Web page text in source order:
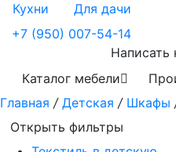
Кухни
Для дачи
+7 (950) 007-54-14
Написать
Каталог мебели
Главная / Детская / Шкафы
Открыть фильтры